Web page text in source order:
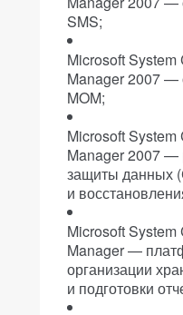
SMS;
Microsoft
Manager 2007 —
MOM;
Microsoft
Manager 2007
защиты данных
и
Microsoft
Manager —
организации
и подготовки